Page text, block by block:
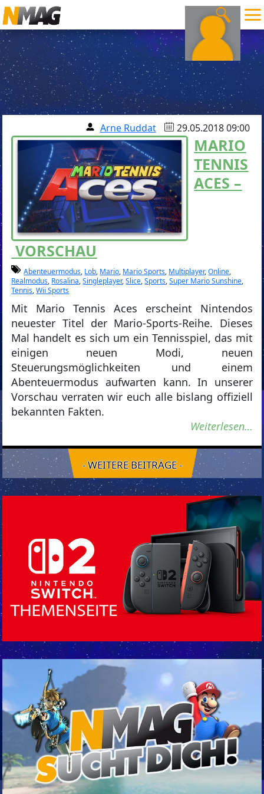
Arne Ruddat 29.05.2018 09:00
MARIO
TENNIS
ACES –
VORSCHAU
Abenteuermodus, Lob, Mario, Mario Sports, Multiplayer,Online,
Realmodus, Rosalina,Singleplayer,Slice,Sports,Super Mario Sunshine,
Tennis,Wii Sports
Mit Mario Tennis Aces erscheint Nintendos
neuester Titel der Mario-Sports-Reihe. Dieses
Mal handelt es sich um ein Tennisspiel, das mit
einigen neuen Modi, neuen
Steuerungsmöglichkeiten und einem
Abenteuermodus aufwarten kann. In unserer
Vorschau verraten wir euch alle bislang offiziell
bekannten Fakten.
Weiterlesen…
- WEITERE BEITRÄGE -